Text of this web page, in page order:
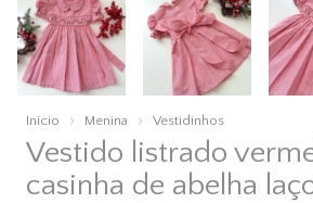
Início Menina Vestidinhos
Vestido listrado
casinha de abelha